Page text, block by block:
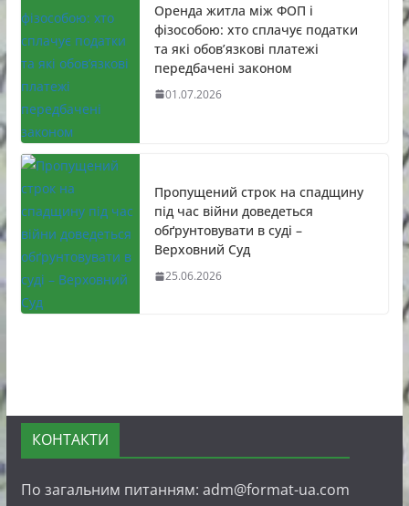
Оренда житла між ФОП і
фізособою: хто сплачує податки
та які обов’язкові платежі
передбачені законом
01.07.2026
Пропущений строк на спадщину
під час війни доведеться
обґрунтовувати в суді –
Верховний Суд
25.06.2026
КОНТАКТИ
По загальним питанням: adm@format-ua.com